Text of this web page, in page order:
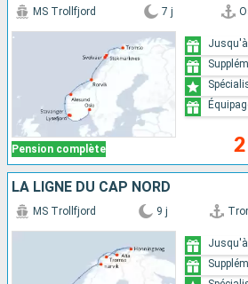
Pension complète
MS Trollfjord 7 j
LA LIGNE DU CAP NORD
MS Trollfjord 9 j